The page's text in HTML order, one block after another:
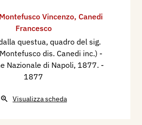
Montefusco Vincenzo, Canedi
Francesco
questua, quadro del sig.
dis. Canedi inc.) -
Nazionale di Napoli​, 1877. -
1877
Visualizza scheda